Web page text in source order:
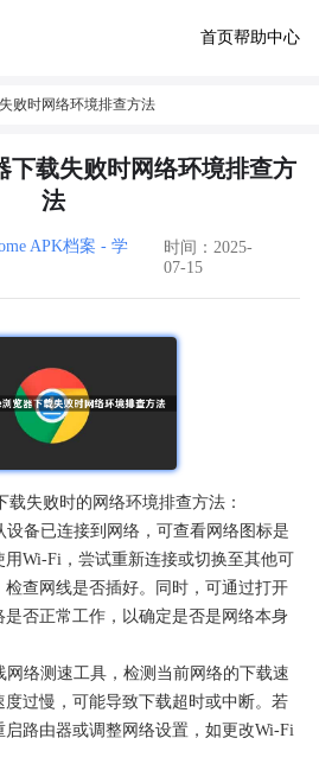
首页帮助中心
败时网络环境排查方法
下载失败时网络环境排查方
法
APK档案 - 学
时间：2025-
07-15
载失败时的网络环境排查方法：
设备已连接到网络，可查看网络图标是
Wi-Fi，尝试重新连接或切换至其他可
查网线是否插好。同时，可通过打开
否正常工作，以确定是否是网络本身
络测速工具，检测当前网络的下载速
过慢，可能导致下载超时或中断。若
路由器或调整网络设置，如更改Wi-Fi